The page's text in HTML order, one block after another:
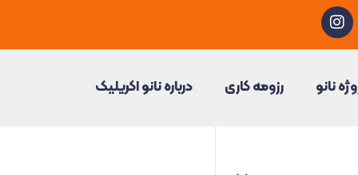
I
n
s
a
g
نانو رزومه کاری درباره نانو اکریلیک